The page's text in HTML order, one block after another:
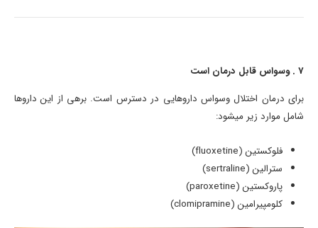
7 . وسواس قابل درمان است
برای درمان اختلال وسواس داروهایی در دسترس است. برهی از این داروها
شامل موارد زیر میشود:
فلوکستین (fluoxetine)
سترالین (sertraline)
پاروکستین (paroxetine)
کلومپیرامین (clomipramine)